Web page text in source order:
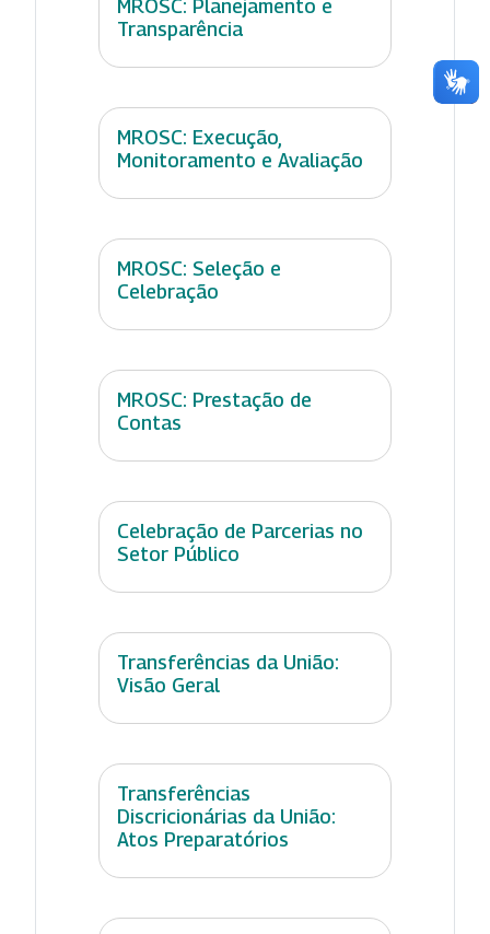
MROSC: Planejamento e
Transparência
MROSC: Execução,
Monitoramento e Avaliação
MROSC: Seleção e
Celebração
MROSC: Prestação de
Contas
Celebração de Parcerias no
Setor Público
Transferências da União:
Visão Geral
Transferências
Discricionárias da União:
Atos Preparatórios